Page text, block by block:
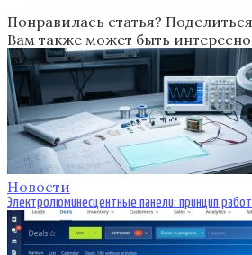
Понравилась статья?
Вам также может быть интересно
Новости
Электролюминесцентные панели: принцип